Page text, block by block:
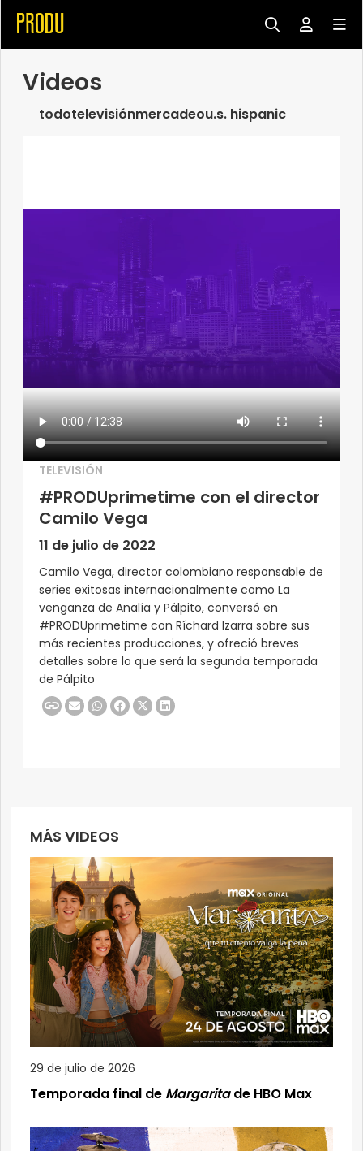
Videos
todotelevisiónmercadeou.s. hispanic
TELEVISIÓN
#PRODUprimetime con el director
Camilo Vega
11 de julio de 2022
Camilo Vega, director colombiano responsable de
series exitosas internacionalmente como La
venganza de Analía y Pálpito, conversó en
#PRODUprimetime con Ríchard Izarra sobre sus
más recientes producciones, y ofreció breves
detalles sobre lo que será la segunda temporada
de Pálpito
MÁS VIDEOS
29 de julio de 2026
Temporada final de Margaritade HBO Max